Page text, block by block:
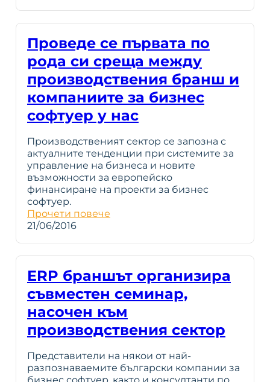
Проведе се първата по
рода си среща между
производствения бранш и
компаниите за бизнес
софтуер у нас
Производственият сектор се запозна с
актуалните тенденции при системите за
управление на бизнеса и новите
възможности за европейско
финансиране на проекти за бизнес
софтуер.
Прочети повече
21/06/2016
ERP браншът организира
съвместен семинар,
насочен към
производствения сектор
Представители на някои от най-
разпознаваемите български компании за